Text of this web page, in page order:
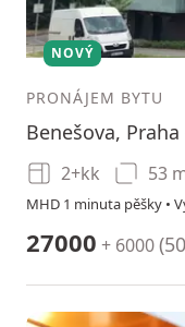
NOVÝ
PRONÁJEM BYTU
Benešova,
2+kk 53
MHD 1 minuta pěšky •
27000 + 6000(